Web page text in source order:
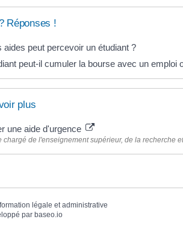
Réponses !
aides peut percevoir un étudiant ?
peut-il cumuler la bourse avec un emploi
plus
une aide d'urgence
chargé de l'enseignement supérieur, de la recherche
légale et administrative
par baseo.io